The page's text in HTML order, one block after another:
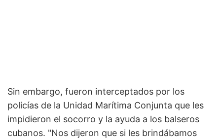
Sin embargo, fueron interceptados por los
policías de la Unidad Marítima Conjunta que les
impidieron el socorro y la ayuda a los balseros
cubanos. "Nos dijeron que si les brindábamos